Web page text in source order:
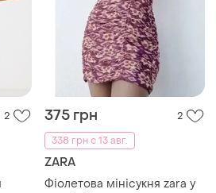
2
375 грн
2
338 грн с 13 авг.
ZARA
Фіолетова мінісукня zara у